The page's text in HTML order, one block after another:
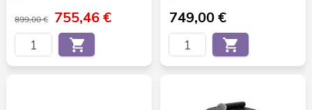
899,00 € 755,46€ 749,00€